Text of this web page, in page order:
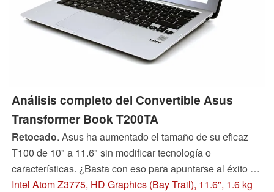
Análisis completo del Convertible Asus
Transformer Book T200TA
Retocado. Asus ha aumentado el tamaño de su eficaz
T100 de 10" a 11.6" sin modificar tecnología o
características. ¿Basta con eso para apuntarse al éxito de
su pequeñoTransformer?
Intel Atom Z3775, HD Graphics (Bay Trail), 11.6", 1.6 kg